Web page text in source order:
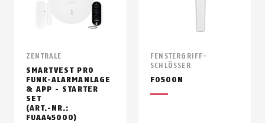
ZENTRALE
SMARTVEST PRO
FUNK-ALARMANLAGE
& APP - STARTER
SET
(ART.-NR.:
FUAA45000)
FENSTERGRIFF-
SCHLÖSSER
FO500N